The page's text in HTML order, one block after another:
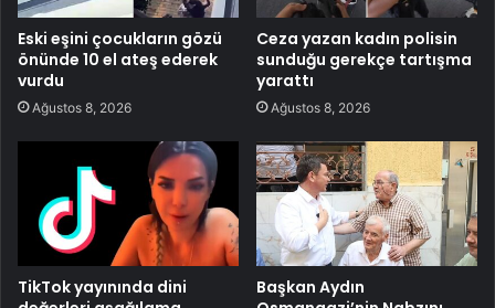
Eski eşini çocukların gözü
önünde 10 el ateş ederek
vurdu
Ağustos 8, 2026
Ceza yazan kadın polisin
sunduğu gerekçe tartışma
yarattı
Ağustos 8, 2026
TikTok yayınında dini
Başkan Aydın